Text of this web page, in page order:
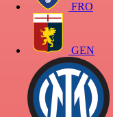
FRO
GEN